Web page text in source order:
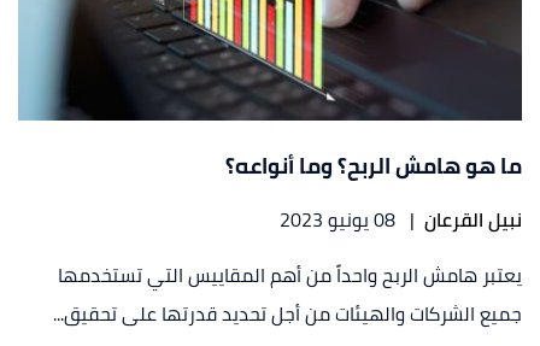
ما هو هامش الربح؟ وما أنواعه؟
نبيل القرعان | 08 يونيو 2023
يعتبر هامش الربح واحداً من أهم المقاييس التي تستخدمها
جميع الشركات والهيئات من أجل تحديد قدرتها على تحقيق...